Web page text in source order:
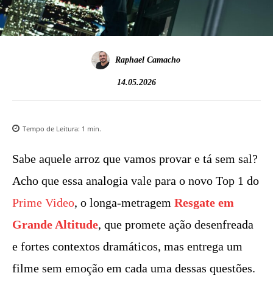
Raphael Camacho
14.05.2026
Tempo de Leitura: 1 min.
Sabe aquele arroz que vamos provar e tá sem sal?
Acho que essa analogia vale para o novo Top 1 do
Prime Video, o longa-metragem Resgate em
Grande Altitude, que promete ação desenfreada
e fortes contextos dramáticos, mas entrega um
filme sem emoção em cada uma dessas questões.